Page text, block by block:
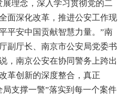
理念，深入学习贯彻党的二
面深化改革，推进公安工作现
平安中国贡献智慧力量。”南
副厅长、南京市公安局党委书
，南京公安在协同警务上跨出
革创新的深度整合，真正
支撑一警”落实到每一个案件